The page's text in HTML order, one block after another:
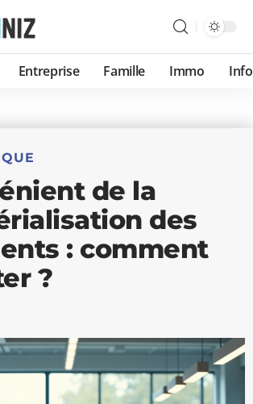
Entreprise Famille Immo
de la
des
: comment
?